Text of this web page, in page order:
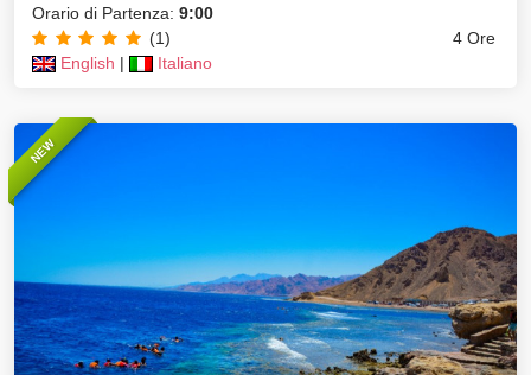
Orario di Partenza: 9:00
(1)
4 Ore
English | Italiano
NEW